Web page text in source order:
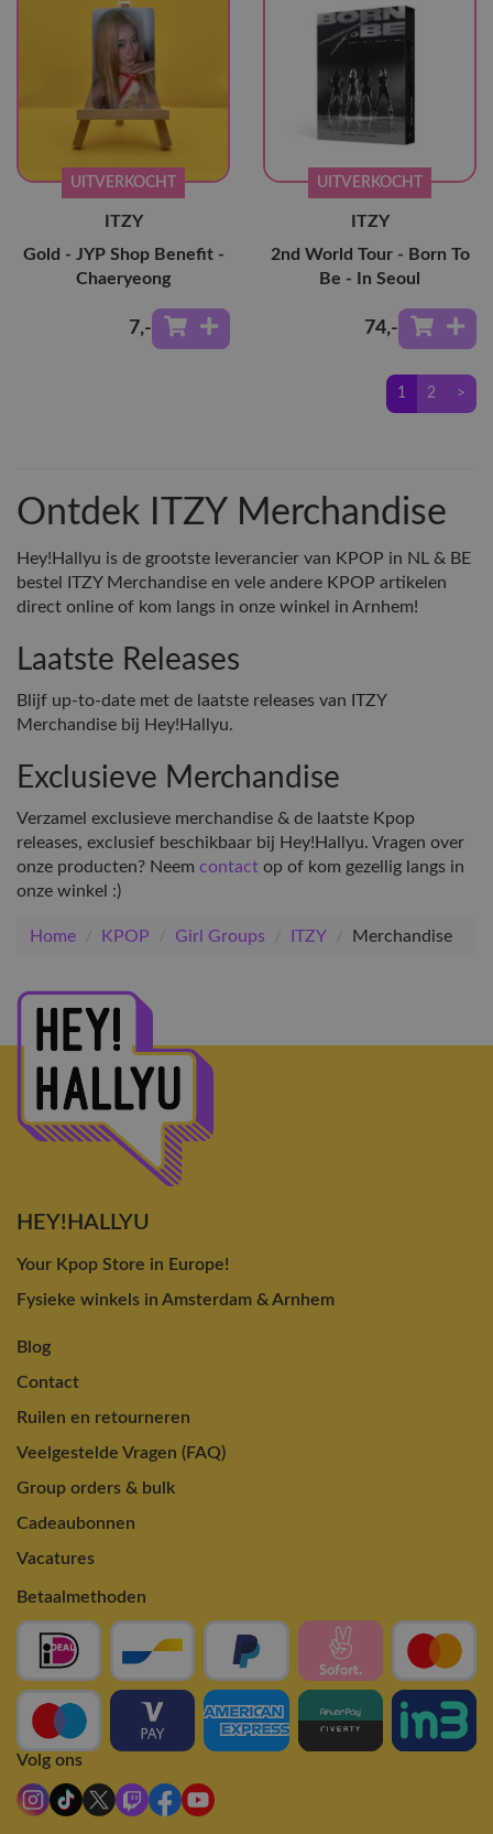
UITVERKOCHT
ITZY
Gold - JYP Shop Benefit -
Chaeryeong
7,-
UITVERKOCHT
ITZY
2nd World Tour - Born To
Be - In Seoul
74,-
1 2 >
Ontdek ITZY Merchandise
Hey!Hallyu is de grootste leverancier van KPOP in NL & BE
bestel ITZY Merchandise en vele andere KPOP artikelen
direct online of kom langs in onze winkel in Arnhem!
Laatste Releases
Blijf up-to-date met de laatste releases van ITZY
Merchandise bij Hey!Hallyu.
Exclusieve Merchandise
Verzamel exclusieve merchandise & de laatste Kpop
releases, exclusief beschikbaar bij Hey!Hallyu. Vragen over
onze producten? Neem contact op of kom gezellig langs in
onze winkel :)
Home / KPOP / Girl Groups / ITZY / Merchandise
HEY!HALLYU
Your Kpop Store in Europe!
Fysieke winkels in Amsterdam & Arnhem
Blog
Contact
Ruilen en retourneren
Veelgestelde Vragen (FAQ)
Group orders & bulk
Cadeaubonnen
Vacatures
Betaalmethoden
Volg ons